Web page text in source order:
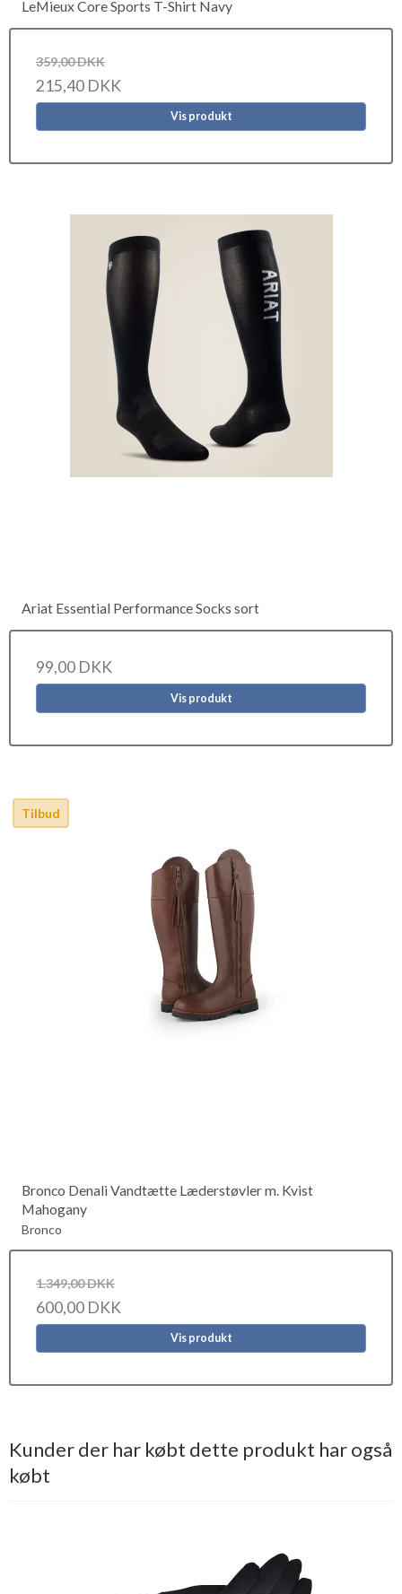
LeMieux Core Sports T-Shirt Navy
359,00 DKK
215,40 DKK
Vis produkt
Ariat Essential Performance Socks sort
99,00 DKK
Vis produkt
Tilbud
Bronco Denali Vandtætte Læderstøvler m. Kvist
Mahogany
Bronco
1.349,00 DKK
600,00 DKK
Vis produkt
Kunder der har købt dette produkt har også
købt